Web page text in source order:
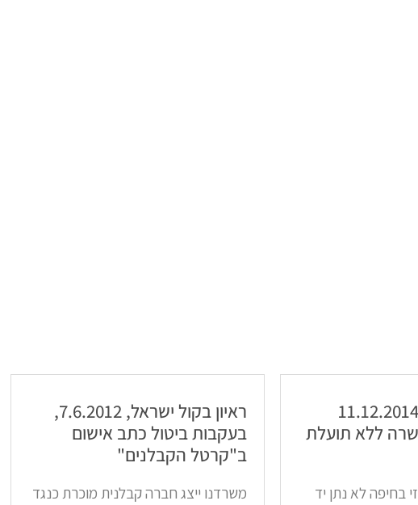
כתבה בגלובס 11.12.2014
ללא תועלת
בחיפה לא נתן יד
ראיון בקול ישראל, 7.6.2012,
בעקבות ביטול כתב אישום
ב"קרטל הקבלנים"
משרדנו ייצג חברה קבלנית מוכרת כנגד